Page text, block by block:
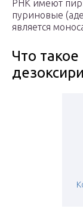
РНК имеют
пуриновые
является
Что такое